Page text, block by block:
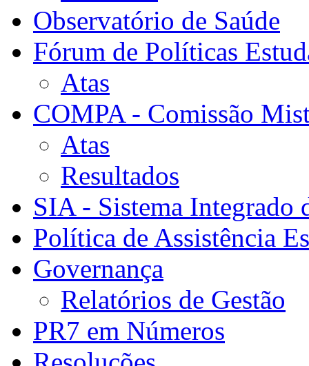
Observatório de Saúde
Fórum de Políticas
Atas
COMPA - Comissão
Atas
Resultados
SIA - Sistema Integrado
Política de Assistência
Governança
Relatórios de Gestão
PR7 em Números